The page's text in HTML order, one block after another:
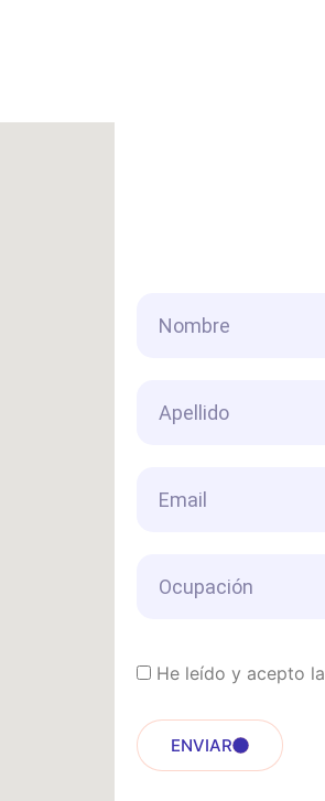
He leído y acepto la
ENVIAR